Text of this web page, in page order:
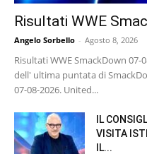
Risultati WWE
Angelo Sorbello - Agosto 8, 2026
Risultati WWE SmackDown
dell' ultima puntata di
07-08-2026. United...
IL
VISITA
IL...